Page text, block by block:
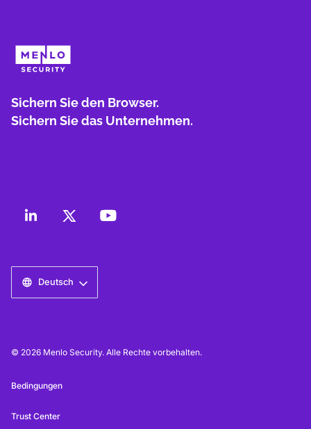
Sichern Sie den Browser.
Sichern Sie das Unternehmen.
Deutsch
© 2026 Menlo Security. Alle Rechte vorbehalten.
Bedingungen
Trust Center